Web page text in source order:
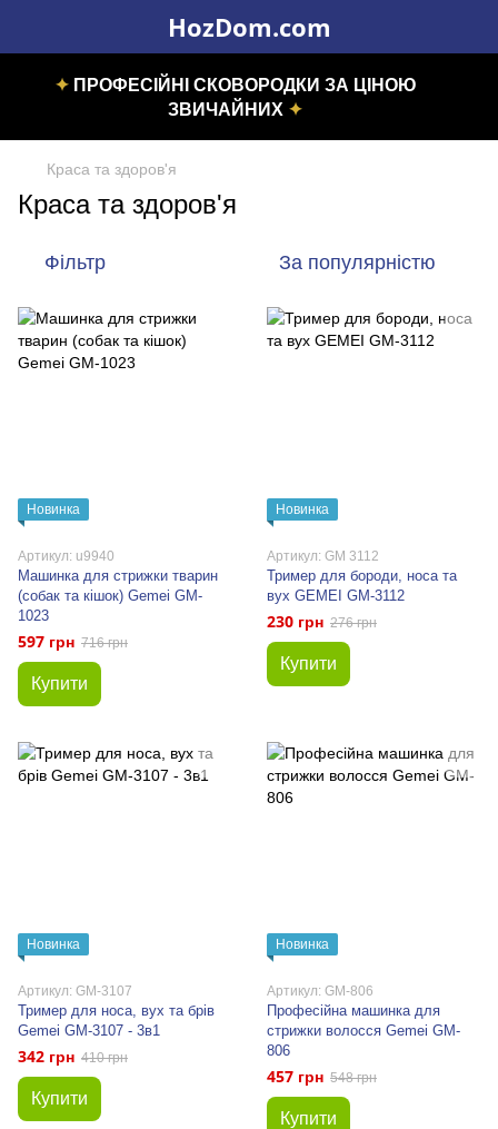
HozDom.com
✦ПРОФЕСІЙНІ СКОВОРОДКИ ЗА ЦІНОЮ
ЗВИЧАЙНИХ ✦
Краса та здоров'я
Краса та здоров'я
Фільтр За популярністю
Новинка
Артикул: u9940
Машинка для стрижки тварин
(собак та кішок) Gemei GM-
1023
597 грн 716 грн
Купити
Новинка
Артикул: GM 3112
Тример для бороди, носа та
вух GEMEI GM-3112
230 грн 276 грн
Купити
Новинка
Артикул: GM-3107
Тример для носа, вух та брів
Gemei GM-3107 - 3в1
342 грн 410 грн
Купити
Новинка
Артикул: GM-806
Професійна машинка для
стрижки волосся Gemei GM-
806
457 грн 548 грн
Купити